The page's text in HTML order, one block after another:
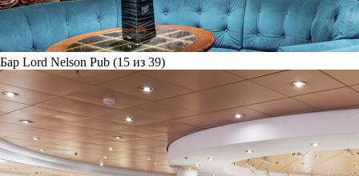
Бар Lord Nelson Pub (15 из 39)